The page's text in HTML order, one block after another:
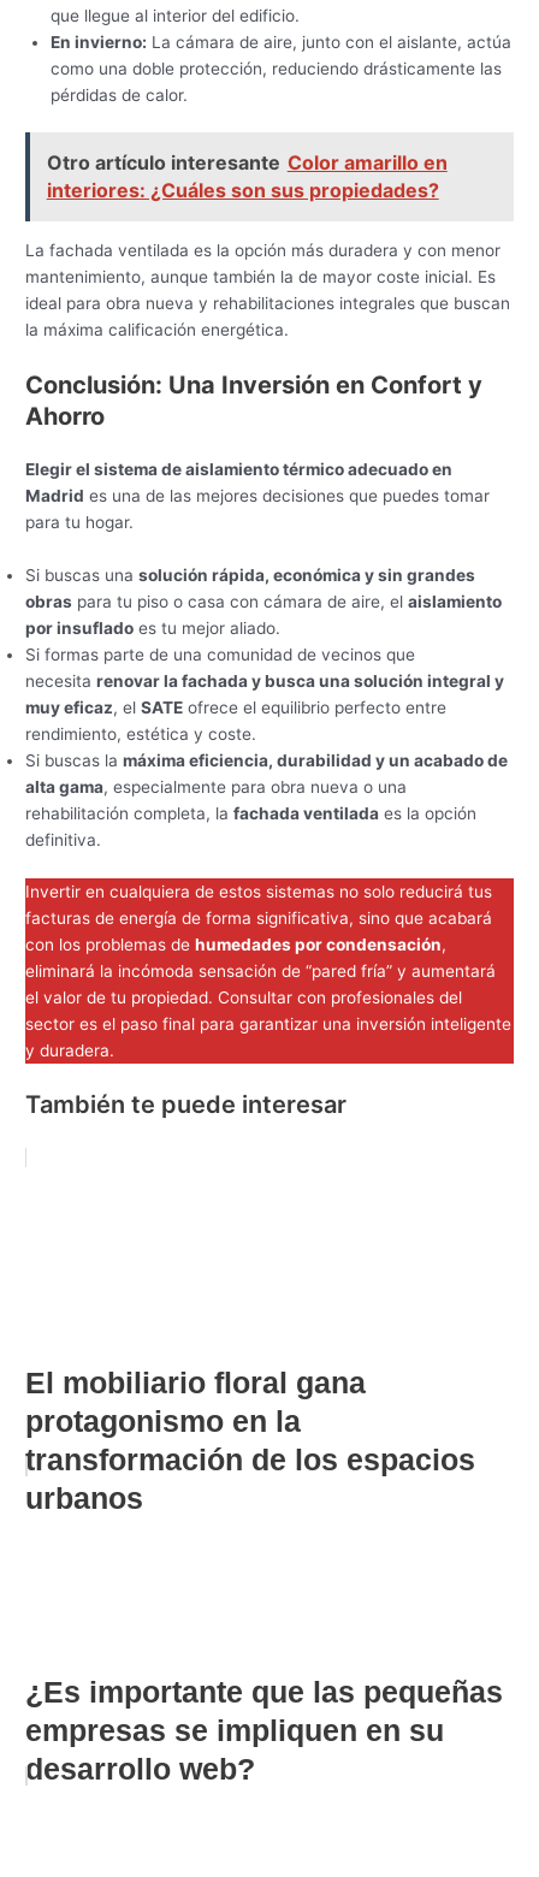
que llegue al interior del edificio.
En invierno: La cámara de aire, junto con el aislante, actúa
como una doble protección, reduciendo drásticamente las
pérdidas de calor.
Otro artículo interesante Color amarillo en
interiores: ¿Cuáles son sus propiedades?
La fachada ventilada es la opción más duradera y con menor
mantenimiento, aunque también la de mayor coste inicial. Es
ideal para obra nueva y rehabilitaciones integrales que buscan
la máxima calificación energética.
Conclusión: Una Inversión en Confort y
Ahorro
Elegir el sistema de aislamiento térmico adecuado en
Madrid es una de las mejores decisiones que puedes tomar
para tu hogar.
Si buscas unasolución rápida, económica y sin grandes
obras para tu piso o casa con cámara de aire, elaislamiento
por insuflado es tu mejor aliado.
Si formas parte de una comunidad de vecinos que
necesitarenovar la fachada y busca una solución integral y
muy eficaz, elSATE ofrece el equilibrio perfecto entre
rendimiento, estética y coste.
Si buscas lamáxima eficiencia, durabilidad y un acabado de
alta gama, especialmente para obra nueva o una
rehabilitación completa, lafachada ventilada es la opción
definitiva.
Invertir en cualquiera de estos sistemas no solo reducirá tus
facturas de energía de forma significativa, sino que acabará
con los problemas dehumedades por condensación,
eliminará la incómoda sensación de “pared fría” y aumentará
el valor de tu propiedad. Consultar con profesionales del
sector es el paso final para garantizar una inversión inteligente
y duradera.
También te puede interesar
El mobiliario floral gana
protagonismo en la
transformación de los espacios
urbanos
¿Es importante que las pequeñas
empresas se impliquen en su
desarrollo web?